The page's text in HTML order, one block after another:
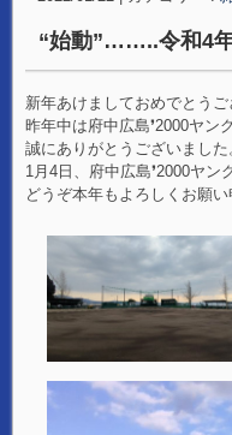
“始動”……..令和4
新年あけましておめでとうご
昨年中は府中広島❜2000ヤン
誠にありがとうございました
1月4日、府中広島❜2000ヤン
どうぞ本年もよろしくお願い